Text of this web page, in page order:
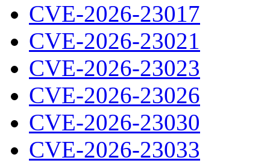
CVE-2026-23017
CVE-2026-23021
CVE-2026-23023
CVE-2026-23026
CVE-2026-23030
CVE-2026-23033